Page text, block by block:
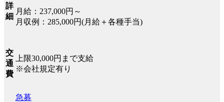
詳
細
月給：237,000円～
月収例：285,000円(月給＋各種手当)
交
通
費
上限30,000円まで支給
※会社規定有り
急募